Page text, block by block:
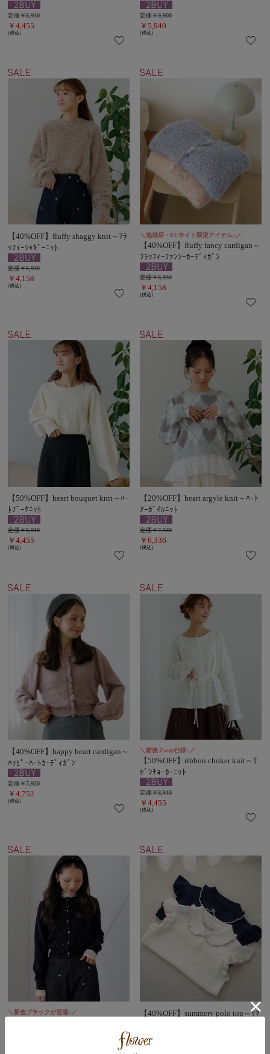
定価￥8,910
￥4,455
(税込)
定価￥9,900
￥5,940
(税込)
【40%OFF】fluffy shaggy knit～ﾌﾗ
ｯﾌｨｰｼｬｷﾞｰﾆｯﾄ
定価￥6,930
￥4,158
(税込)
＼池袋店・ECサイト限定アイテム♪／
【40%OFF】fluffy fancy cardigan～
ﾌﾗｯﾌｨｰﾌｧﾝｼｰｶｰﾃﾞｨｶﾞﾝ
定価￥6,930
￥4,158
(税込)
【50%OFF】heart bouquet knit～ﾊｰ
ﾄﾌﾞｰｹﾆｯﾄ
定価￥8,910
￥4,455
(税込)
【20%OFF】heart argyle knit～ﾊｰﾄ
ｱｰｶﾞｲﾙﾆｯﾄ
定価￥7,920
￥6,336
(税込)
【40%OFF】happy heart cardigan～
ﾊｯﾋﾟｰﾊｰﾄｶｰﾃﾞｨｶﾞﾝ
定価￥7,920
￥4,752
(税込)
＼前後２way仕様♪／
【50%OFF】ribbon choker knit～ﾘ
ﾎﾞﾝﾁｮｰｶｰﾆｯﾄ
定価￥8,910
￥4,455
(税込)
＼新色ブラックが登場♪／
【40%OFF】summery polo top～ｻﾏ
定価￥7,920